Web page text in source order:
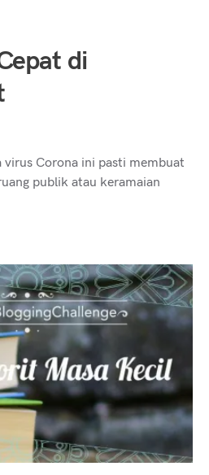
di
virus Corona ini pasti membuat
publik atau keramaian